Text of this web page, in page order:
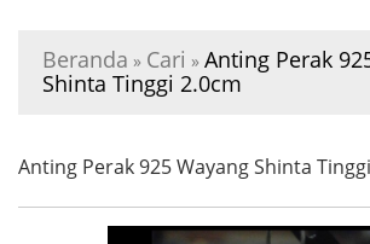
Beranda » Cari » Anting Perak
Shinta Tinggi 2.0cm
Anting Perak 925 Wayang Shinta